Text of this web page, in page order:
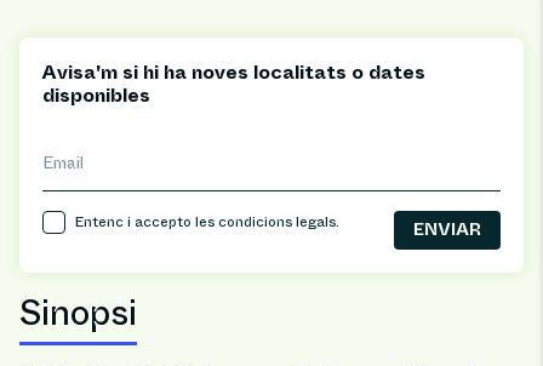
Sinopsi
Avisa'm si hi ha noves localitats o dates
disponibles
Email
Entenc i accepto lescondicions legals